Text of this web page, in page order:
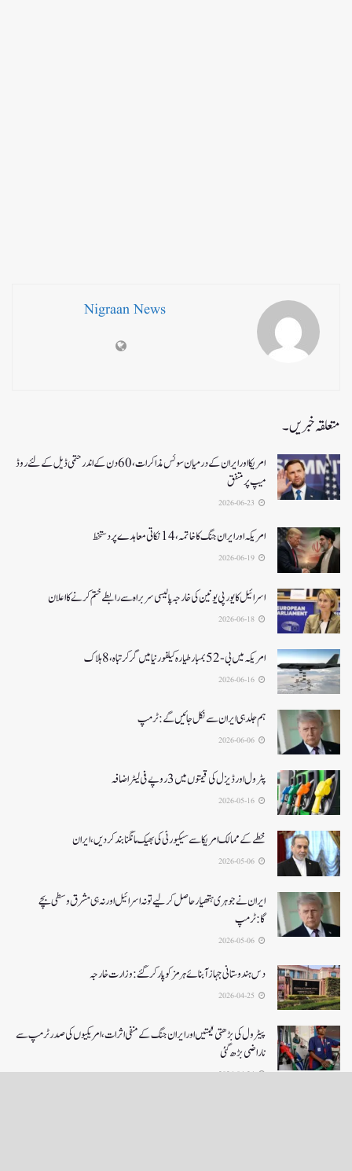
Nigraan News
متعلقہ خبریں۔
امریکا اور ایران کے درمیان سوئس مذاکرات ، 60دن کے اندر حتمی ڈیل کےلئے روڈ
میپ پر متفق
امریکہ اور ایران جنگ کا خاتمہ، 14نکاتی معاہدے پر دستخط
اسرائیل کا یورپی یونین کی خارجہ پالیسی سربراہ سے رابطے ختم کرنے کا اعلان
امریکہ میں بی-52بمبار طیارہ کیلفورنیا میں گر کر تباہ، 8ہلاک
ہم جلد ہی ایران سے نکل جائیں گے:ٹرمپ
پٹرول اور ڈیزل کی قیمتوں میں 3 روپے فی لیٹر اضافہ
خطے کے ممالک امریکا سے سیکیورٹی کی بھیک مانگنا بند کر دیں، ایران
ایران نے جوہری ہتھیار حاصل کرلیے تو نہ اسرائیل اور نہ ہی مشرق وسطی بچے
گا:ٹرمپ
دس ہندوستانی جہاز آبنائے ہرمز کوپار کرگئے: وزارت خارجہ
پیٹرول کی بڑھتی قیمتیں اور ایران جنگ کے منفی اثرات ، امریکیوں کی صدر ٹرمپ سے
ناراضی بڑھ گئی
2026-04-24